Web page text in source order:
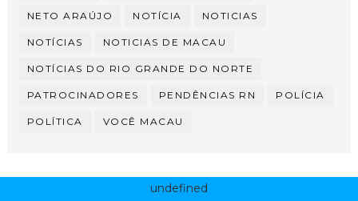
NETO ARAÚJO NOTÍCIA NOTICIAS
NOTÍCIAS NOTICIAS DE MACAU
NOTÍCIAS DO RIO GRANDE DO NORTE
PATROCINADORES PENDÊNCIAS RN POLÍCIA
POLÍTICA VOCÊ MACAU
undefined